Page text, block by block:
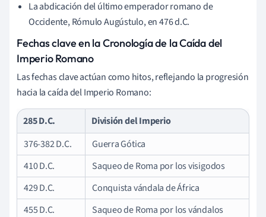
La abdicación del último emperador romano de
Occidente, Rómulo Augústulo, en 476 d.C.
Fechas clave en la Cronología de la Caída del
Imperio Romano
Las fechas clave actúan como hitos, reflejando la progresión
hacia la caída del Imperio Romano:
285 D.C.
División del Imperio
376-382 D.C.
Guerra Gótica
410 D.C.
Saqueo de Roma por los visigodos
429 D.C.
Conquista vándala de África
455 D.C.
Saqueo de Roma por los vándalos